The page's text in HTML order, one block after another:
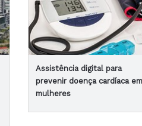
Assistência digital para
prevenir doença cardíaca em
mulheres